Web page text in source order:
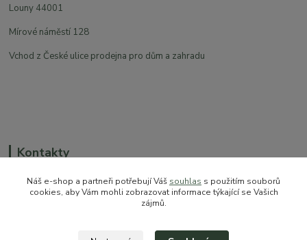
Louny 44001
Mírové náměstí 128
Vchod z České ulice prodejna pro dům a zahradu
Kontakty
sales@prokytky.cz
Náš e-shop a partneři potřebují Váš souhlas s použitím souborů
cookies, aby Vám mohli zobrazovat informace týkající se Vašich
zájmů.